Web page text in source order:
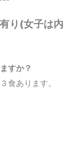
り(女子は内
すか？
食あります。